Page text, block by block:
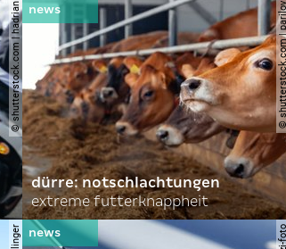
© shutterstock.com | hadrian ©
dürre: notschlachtungen
extreme futterknappheit